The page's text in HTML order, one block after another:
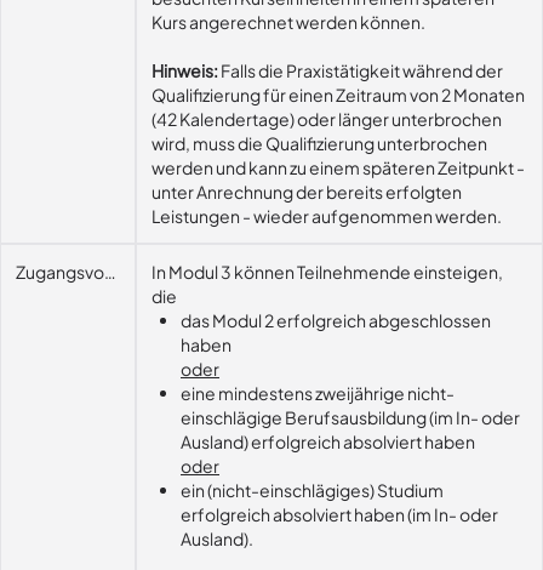
Kurs angerechnet werden können.
Hinweis:Falls die Praxistätigkeit während der
Qualifizierung für einen Zeitraum von 2 Monaten
(42 Kalendertage) oder länger unterbrochen
wird, muss die Qualifizierung unterbrochen
werden und kann zu einem späteren Zeitpunkt -
unter Anrechnung der bereits erfolgten
Leistungen - wieder aufgenommen werden.
ZugangsvoraussetzungenIn Modul 3 können Teilnehmende einsteigen,
die
das Modul 2 erfolgreich abgeschlossen
haben
oder
eine mindestens zweijährige nicht-
einschlägige Berufsausbildung (im In- oder
Ausland) erfolgreich absolviert haben
oder
ein (nicht-einschlägiges) Studium
erfolgreich absolviert haben (im In- oder
Ausland).